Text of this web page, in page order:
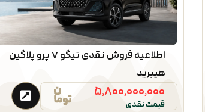
اطلاعیه فروش نقدی تیگو ۷ پرو پلاگین
هیبرید
۵,۸۰۰,۰۰۰,۰۰۰
قیمت نقدی